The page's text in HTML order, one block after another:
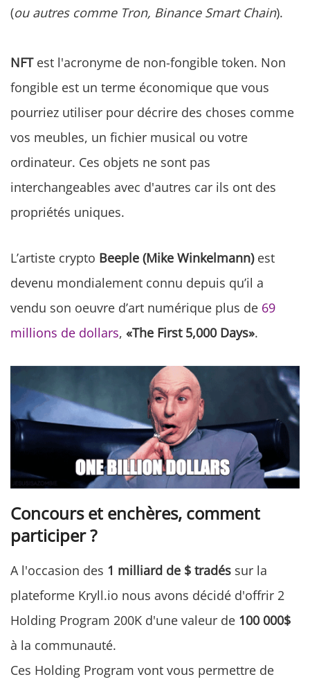
(ou autres comme Tron, Binance Smart Chain).
NFTest l'acronyme de non-fongible token. Non
fongible est un terme économique que vous
pourriez utiliser pour décrire des choses comme
vos meubles, un fichier musical ou votre
ordinateur. Ces objets ne sont pas
interchangeables avec d'autres car ils ont des
propriétés uniques.
L’artiste crypto Beeple (Mike Winkelmann) est
devenu mondialement connu depuis qu’il a
vendu son oeuvre d’art numérique plus de 69
millions de dollars, «The First 5,000 Days».
Concours et enchères, comment
participer ?
A l'occasion des 1 milliard de $ tradés sur la
plateforme Kryll.io nous avons décidé d'offrir 2
Holding Program 200K d'une valeur de 100 000$
à la communauté.
Ces Holding Program vont vous permettre de